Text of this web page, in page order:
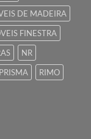
DE MADEIRA
FINESTRA
NR
PRISMA
RIMO